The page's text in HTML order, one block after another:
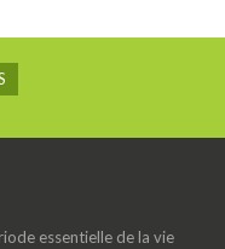
essentielle de la vie